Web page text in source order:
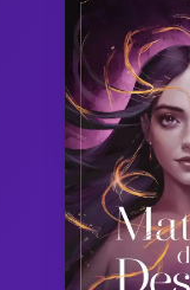
Vuoi